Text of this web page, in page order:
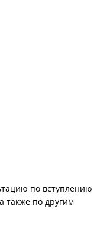
по вступлению
также по другим